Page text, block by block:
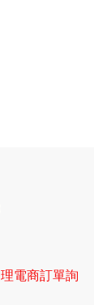
電商訂單詢